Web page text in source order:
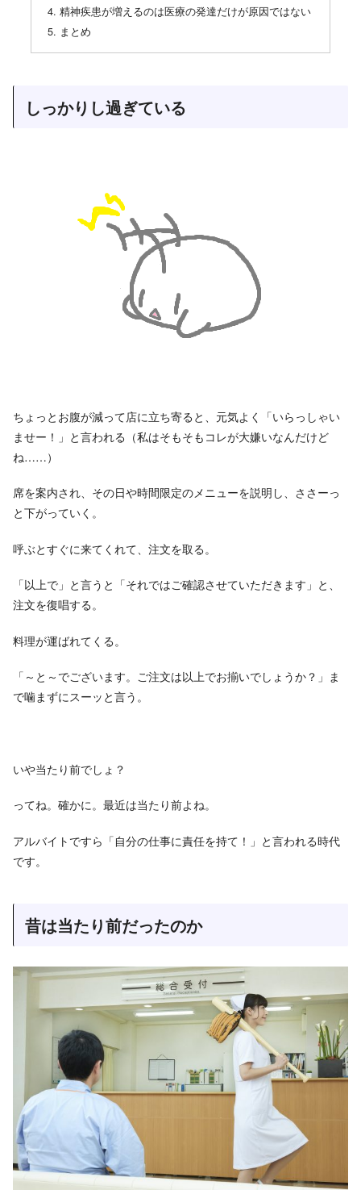
精神疾患が増えるのは医療の発達だけが原因ではない
まとめ
しっかりし過ぎている
ちょっとお腹が減って店に立ち寄ると、元気よく「いらっしゃい
ませー！」と言われる（私はそもそもコレが大嫌いなんだけど
ね……）
席を案内され、その日や時間限定のメニューを説明し、ささーっ
と下がっていく。
呼ぶとすぐに来てくれて、注文を取る。
「以上で」と言うと「それではご確認させていただきます」と、
注文を復唱する。
料理が運ばれてくる。
「～と～でございます。ご注文は以上でお揃いでしょうか？」ま
で噛まずにスーッと言う。
いや当たり前でしょ？
ってね。確かに。最近は当たり前よね。
アルバイトですら「自分の仕事に責任を持て！」と言われる時代
です。
昔は当たり前だったのか